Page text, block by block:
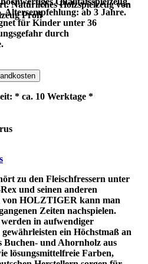
Natürliches Holzspielzeug von
Profi
Altersempfehlung: ab 3 Jahre.
für Kinder unter 36
durch
* ca. 10 Werktage *
zu den Fleischfressern unter
und seinen anderen
von HOLZTIGER kann man
Zeiten nachspielen.
in aufwendiger
ein Höchstmaß an
Buchen- und Ahornholz aus
lösungsmittelfreie Farben,